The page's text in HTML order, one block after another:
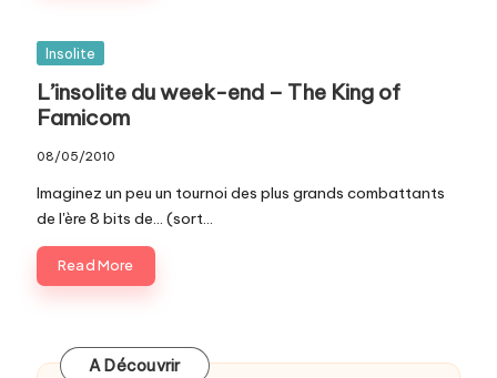
Posted
Insolite
L’insolite du week-end – The King of
Famicom
08/05/2010
Imaginez un peu un tournoi des plus grands combattants
de l'ère 8 bits de... (sort…
Read More
A Découvrir